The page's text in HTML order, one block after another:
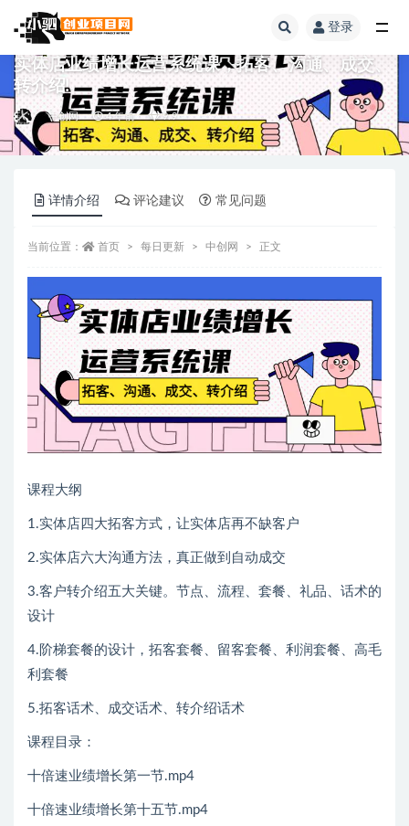
登录
实体店业绩增长运营系统课，拓客、沟通、成交、
转介绍!
中创网 4 年前 9.9
详情介绍 评论建议 常见问题
当前位置： 首页 每日更新 中创网 正文
课程大纲
1.实体店四大拓客方式，让实体店再不缺客户
2.实体店六大沟通方法，真正做到自动成交
3.客户转介绍五大关键。节点、流程、套餐、礼品、话术的
设计
4.阶梯套餐的设计，拓客套餐、留客套餐、利润套餐、高毛
利套餐
5.拓客话术、成交话术、转介绍话术
课程目录：
十倍速业绩增长第一节.mp4
十倍速业绩增长第十五节.mp4